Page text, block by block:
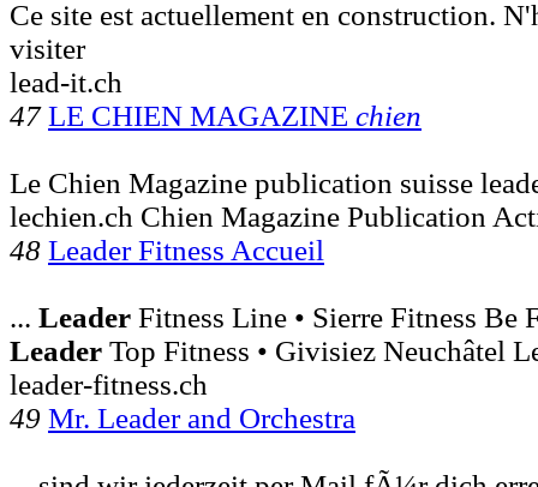
Ce site est actuellement en construction.
visiter
lead-it.ch
47 LE CHIEN MAGAZINE chien
Le Chien Magazine publication suisse
lechien.ch Chien Magazine Publication
48 Leader Fitness Accueil
... Leader Fitness Line • Sierre Fitness Be
Leader Top Fitness • Givisiez Neuchâtel
leader-fitness.ch
49 Mr. Leader and Orchestra